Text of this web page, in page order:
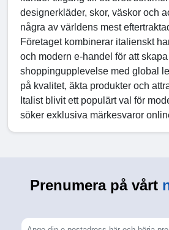
designerkläder, skor, väskor och
några av världens mest
Företaget kombinerar italienskt
och modern e-handel för att
shoppingupplevelse med global
på kvalitet, äkta produkter och
Italist blivit ett populärt val för
söker exklusiva märkesvaror
Prenumera på vårt